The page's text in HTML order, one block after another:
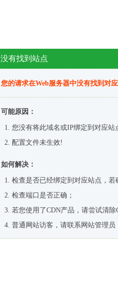
没有找到站点
您的请求在Web服务器中没有找到对
可能原因：
您没有将此域名或IP绑定到对应站
配置文件未生效!
如何解决：
检查是否已经绑定到对应站点，
检查端口是否正确；
若您使用了CDN产品，请尝试清除
普通网站访客，请联系网站管理员